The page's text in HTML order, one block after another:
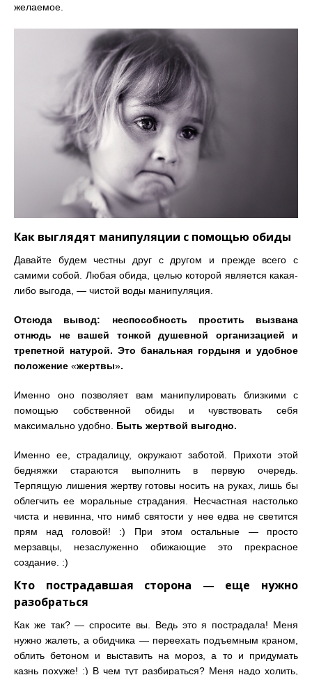
желаемое.
Как выглядят манипуляции с помощью обиды
Давайте будем честны друг с другом и прежде всего с
самими собой. Любая обида, целью которой является какая-
либо выгода, — чистой воды манипуляция.
Отсюда вывод: неспособность простить вызвана
отнюдь не вашей тонкой душевной организацией и
трепетной натурой. Это банальная гордыня и удобное
положение «жертвы».
Именно оно позволяет вам манипулировать близкими с
помощью собственной обиды и чувствовать себя
максимально удобно. Быть жертвой выгодно.
Именно ее, страдалицу, окружают заботой. Прихоти этой
бедняжки стараются выполнить в первую очередь.
Терпящую лишения жертву готовы носить на руках, лишь бы
облегчить ее моральные страдания. Несчастная настолько
чиста и невинна, что нимб святости у нее едва не светится
прям над головой! :) При этом остальные —просто
мерзавцы, незаслуженно обижающие это прекрасное
создание. :)
Кто пострадавшая сторона — еще нужно
разобраться
Как же так? — спросите вы. Ведь это я пострадала! Меня
нужно жалеть, а обидчика —переехать подъемным краном,
облить бетоном и выставить на мороз, а то и придумать
казнь похуже! :) В чем тут разбираться? Меня надо холить,